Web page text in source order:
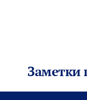
Заметки